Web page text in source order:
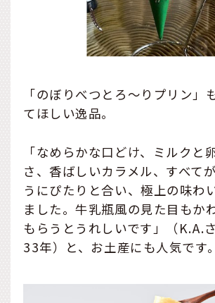
「のぼりべつとろ～りプリン」
てほしい逸品。
「なめらかな口どけ、ミルクと
さ、香ばしいカラメル、すべて
うにぴたりと合い、極上の味わ
ました。牛乳瓶風の見た目もか
もらうとうれしいです」（K.A.
33年）と、お土産にも人気です。